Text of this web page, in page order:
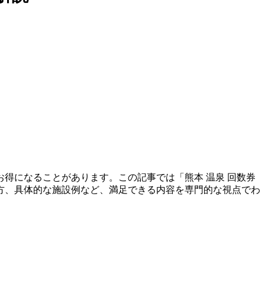
になることがあります。この記事では「熊本 温泉 回数券
具体的な施設例など、満足できる内容を専門的な視点でわ